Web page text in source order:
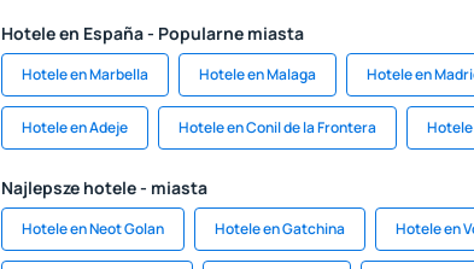
Hotele en España - Popularne miasta
Hotele en Marbella Hotele en Malaga Hotele en
Hotele en Adeje Hotele en Conil de la Frontera Hotele
Najlepsze hotele - miasta
Hotele en Neot Golan Hotele en Gatchina Hotele en